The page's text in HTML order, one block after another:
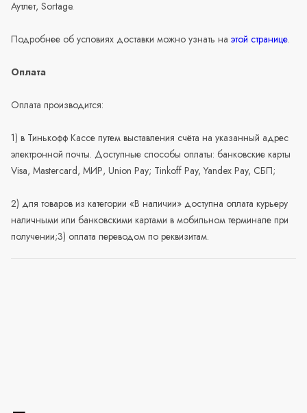
Аутлет, Sortage.
Подробнее об условиях доставки можно узнать на этой странице.
Оплата
Оплата производится:
1) в Тинькофф Кассе путем выставления счёта на указанный адрес
электронной почты. Доступные способы оплаты: банковские карты
Visa, Mastercard, МИР, Union Pay; Tinkoff Pay, Yandex Pay, СБП;
2) для товаров из категории «В наличии» доступна оплата курьеру
наличными или банковскими картами в мобильном терминале при
получении;3) оплата переводом по реквизитам.